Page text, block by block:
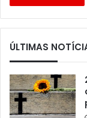
ÚLTIMAS